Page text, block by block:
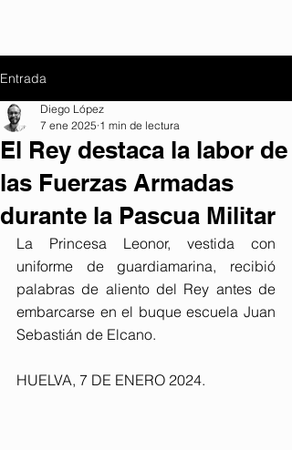
Entrada
El Rey destaca la labor de
las Fuerzas Armadas
durante la Pascua Militar
Diego López
7 ene 2025 1 min de lectura
La Princesa Leonor, vestida con
uniforme de guardiamarina, recibió
palabras de aliento del Rey antes de
embarcarse en el buque escuela Juan
Sebastián de Elcano.
HUELVA, 7 DE ENERO 2024.